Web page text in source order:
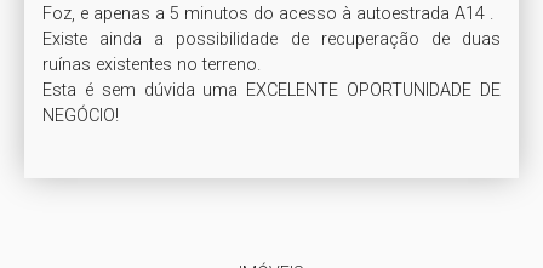
Foz, e apenas a 5 minutos do acesso à autoestrada A14 .
Existe ainda a possibilidade de recuperação de duas
ruínas existentes no terreno.
Esta é sem dúvida uma EXCELENTE OPORTUNIDADE DE
NEGÓCIO!